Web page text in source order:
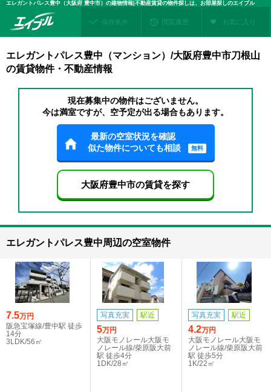
エレガントパレス豊中（大阪府 豊中市）の建物情報|不動産賃貸の物件探しは、お部屋探しのエイブル
保存条件 閲覧履歴 お気に入り
エレガントパレス豊中（マンション）/大阪府豊中市刀根山
の賃貸物件・不動産情報
現在募集中の物件はございません。
今は満室ですが、空予定が出る場合もあります。
最新の空室状況を確認
似た物件についても相談
無料
大阪府豊中市の賃貸を探す
エレガントパレス豊中周辺の空室物件
7.5万円
阪急宝塚線/豊中駅 徒歩
14分
3LDK/56㎡
写真充実 駅近
5万円
大阪モノレール大阪モ
ノレール線/柴原阪大前
駅 徒歩4分
1DK/28㎡
写真充実 駅近
4.2万円
大阪モノレール大阪モ
ノレール線/柴原阪大前
駅 徒歩5分
1K/22㎡